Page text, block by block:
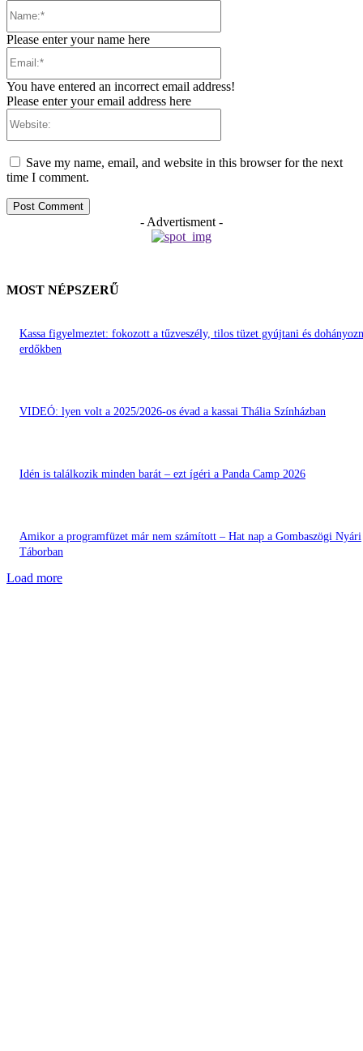
Please enter your name here
You have entered an incorrect email address!
Please enter your email address here
Save my name, email, and website in this browser for the next
time I comment.
- Advertisment -
MOST NÉPSZERŰ
Kassa figyelmeztet: fokozott a tűzveszély, tilos tüzet gyújtani és
erdőkben
VIDEÓ: lyen volt a 2025/2026-os évad a kassai Thália Színházban
Idén is találkozik minden barát – ezt ígéri a Panda Camp 2026
Amikor a programfüzet már nem számított – Hat nap a Gombaszögi Nyári
Táborban
Load more